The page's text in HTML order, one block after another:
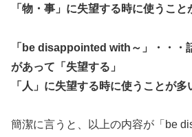
「物・事」に失望する時に使うこと
「be disappointed with～」・・・
があって「失望する」
「人」に失望する時に使うことが多
簡潔に言うと、以上の内容が「be